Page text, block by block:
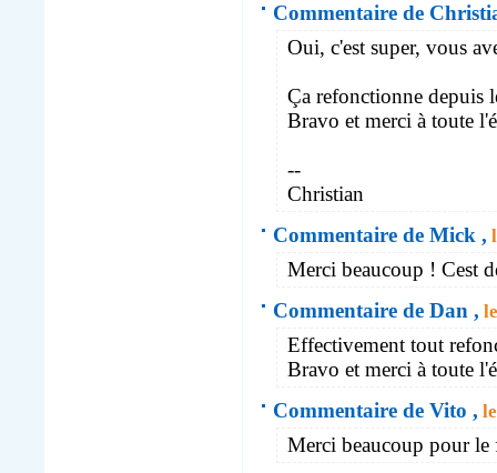
Commentaire de
Oui, c'est super, vous
Ça refonctionne depuis
Bravo et merci à toute
--
Christian
Commentaire de Mick ,
Merci beaucoup ! Cest
Commentaire de Dan ,
Effectivement tout
Bravo et merci à toute
Commentaire de Vito ,
Merci beaucoup pour